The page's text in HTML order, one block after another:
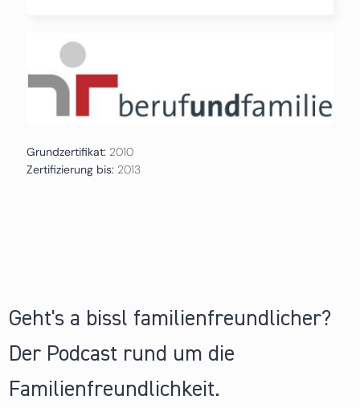
Grundzertifikat: 2010
Zertifizierung bis: 2013
Geht's a bissl familienfreundlicher?
Der Podcast rund um die
Familienfreundlichkeit.